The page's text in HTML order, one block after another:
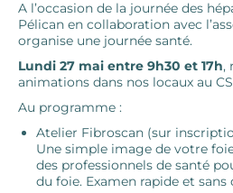
A l’occasion de la journée des
Pélican en collaboration avec
organise une journée santé.
Lundi 27 mai entre 9h30 et 17h,
animations dans nos locaux au
Au programme :
Atelier Fibroscan (sur
Une simple image de votre
des professionnels de santé
du foie. Examen rapide et sans